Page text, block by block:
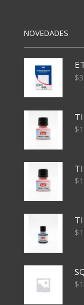
NOVEDADES
$
$
$
$
$